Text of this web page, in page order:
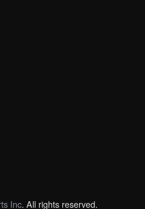
Inc. All rights reserved.